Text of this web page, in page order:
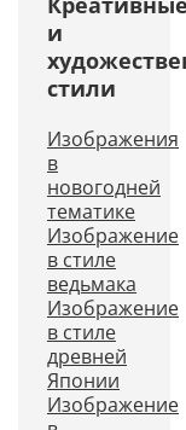
и
стили
Изображения
в
новогодней
тематике
Изображение
в стиле
ведьмака
Изображение
в стиле
древней
Японии
Изображение